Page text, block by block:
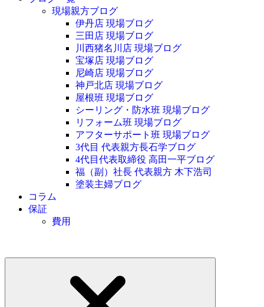
現場親方ブログ
伊丹店 現場ブログ
三田店 現場ブログ
川西猪名川店 現場ブログ
宝塚店 現場ブログ
尼崎店 現場ブログ
神戸北店 現場ブログ
屋根班 現場ブログ
シーリング・防水班 現場ブログ
リフォーム班 現場ブログ
アフターサポート班 現場ブログ
3代目 代表親方長石学ブログ
4代目代表取締役 高田一平ブログ
福（副）社長 代表親方 木下浩司
塗装主婦ブログ
コラム
保証
費用